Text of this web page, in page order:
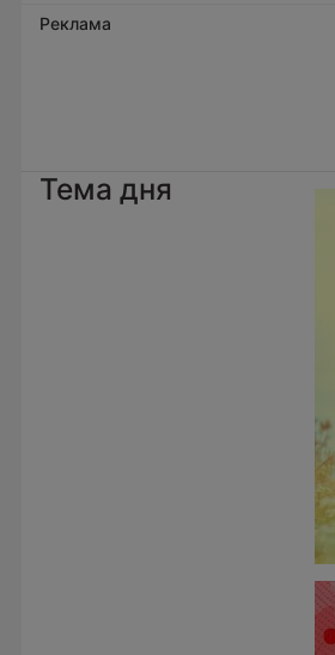
Реклама
Тема дня